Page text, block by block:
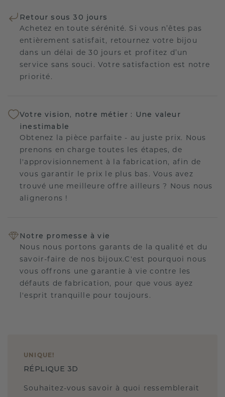
Retour sous 30 jours
Achetez en toute sérénité. Si vous n’êtes pas
entièrement satisfait, retournez votre bijou
dans un délai de 30 jours et profitez d’un
service sans souci. Votre satisfaction est notre
priorité.
Votre vision, notre métier : Une valeur
inestimable
Obtenez la pièce parfaite - au juste prix. Nous
prenons en charge toutes les étapes, de
l'approvisionnement à la fabrication, afin de
vous garantir le prix le plus bas. Vous avez
trouvé une meilleure offre ailleurs ? Nous nous
alignerons !
Notre promesse à vie
Nous nous portons garants de la qualité et du
savoir-faire de nos bijoux.C'est pourquoi nous
vous offrons une garantie à vie contre les
défauts de fabrication, pour que vous ayez
l'esprit tranquille pour toujours.
UNIQUE !
RÉPLIQUE 3D
Souhaitez-vous savoir à quoi ressemblerait